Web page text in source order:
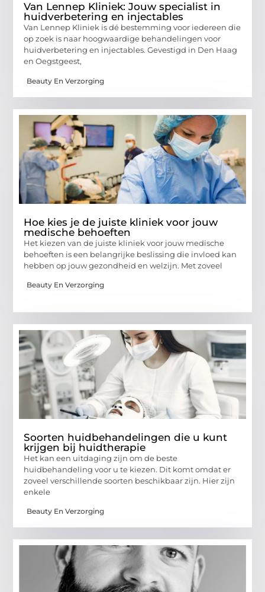
Van Lennep Kliniek: Jouw specialist in
huidverbetering en injectables
Van Lennep Kliniek is dé bestemming voor iedereen die
op zoek is naar hoogwaardige behandelingen voor
huidverbetering en injectables. Gevestigd in Den Haag
en Oegstgeest,
Beauty En Verzorging
Hoe kies je de juiste kliniek voor jouw
medische behoeften
Het kiezen van de juiste kliniek voor jouw medische
behoeften is een belangrijke beslissing die invloed kan
hebben op jouw gezondheid en welzijn. Met zoveel
Beauty En Verzorging
Soorten huidbehandelingen die u kunt
krijgen bij huidtherapie
Het kan een uitdaging zijn om de beste
huidbehandeling voor u te kiezen. Dit komt omdat er
zoveel verschillende soorten beschikbaar zijn. Hier zijn
enkele
Beauty En Verzorging